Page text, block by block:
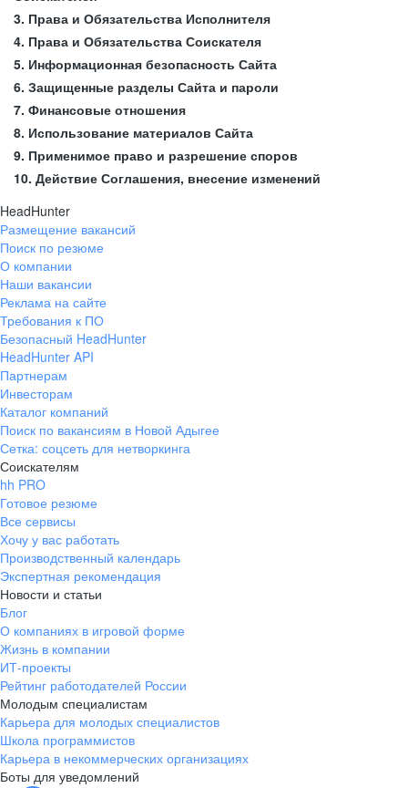
3. Права и Обязательства Исполнителя
4. Права и Обязательства Соискателя
5. Информационная безопасность Сайта
6. Защищенные разделы Сайта и пароли
7. Финансовые отношения
8. Использование материалов Сайта
9. Применимое право и разрешение споров
10. Действие Соглашения, внесение изменений
HeadHunter
Размещение вакансий
Поиск по резюме
О компании
Наши вакансии
Реклама на сайте
Требования к ПО
Безопасный HeadHunter
HeadHunter API
Партнерам
Инвесторам
Каталог компаний
Поиск по вакансиям в Новой Адыгее
Сетка: соцсеть для нетворкинга
Соискателям
hh PRO
Готовое резюме
Все сервисы
Хочу у вас работать
Производственный календарь
Экспертная рекомендация
Новости и статьи
Блог
О компаниях в игровой форме
Жизнь в компании
ИТ-проекты
Рейтинг работодателей России
Молодым специалистам
Карьера для молодых специалистов
Школа программистов
Карьера в некоммерческих организациях
Боты для уведомлений